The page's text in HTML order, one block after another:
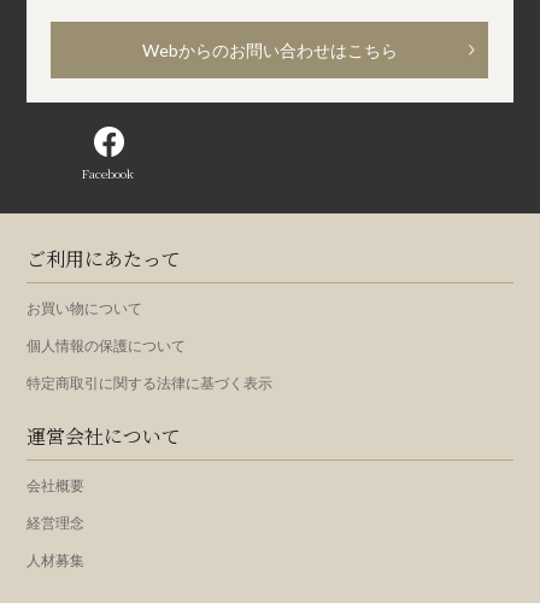
Webからのお問い合わせはこちら
Facebook
ご利用にあたって
お買い物について
個人情報の保護について
特定商取引に関する法律に基づく表示
運営会社について
会社概要
経営理念
人材募集